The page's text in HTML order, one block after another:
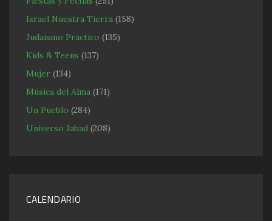
Israel Nuestra Tierra (158)
Judaismo Practico (135)
Kids & Teens (137)
Mujer (134)
Música del Alma (171)
Un Pueblo (284)
Universo Jabad (208)
CALENDARIO